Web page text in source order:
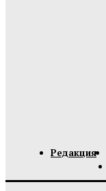
Редакция